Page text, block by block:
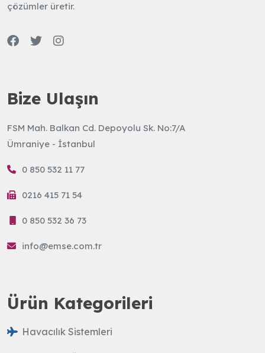
çözümler üretir.
Bize Ulaşın
FSM Mah. Balkan Cd. Depoyolu Sk. No:7/A
Ümraniye - İstanbul
0 850 532 11 77
0216 415 71 54
0 850 532 36 73
info@emse.com.tr
Ürün Kategorileri
Havacılık Sistemleri